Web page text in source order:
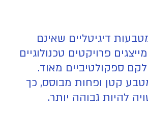
דיגיטליים שאינם
פרויקטים טכנולוגיים
ספקולטיביים מאוד.
קטן ופחות מבוסס, כך
להיות גבוהה יותר.